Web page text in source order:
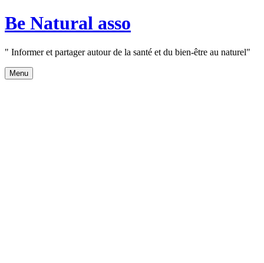
Aller
au
Be Natural asso
" Informer et partager autour de la santé et du bien-être au naturel"
Menu